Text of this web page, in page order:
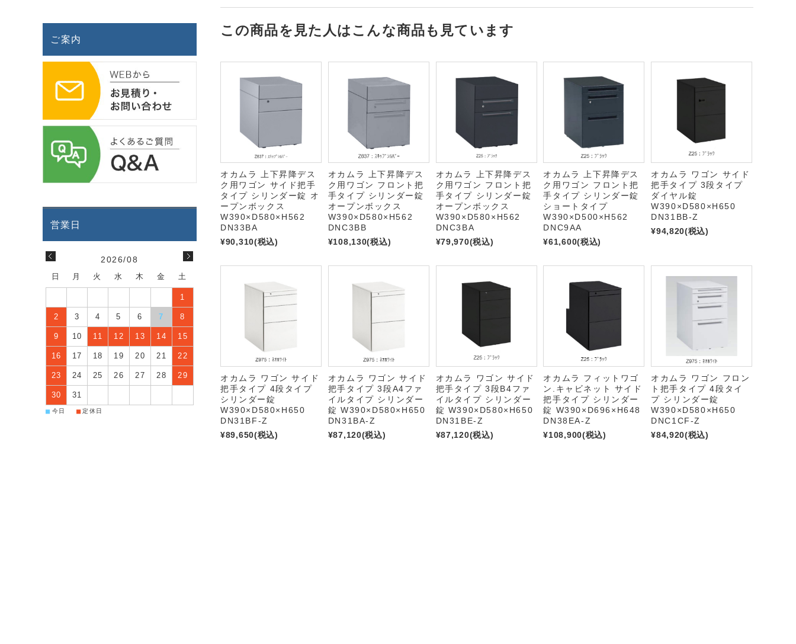
この商品を見た人はこんな商品も見ています
オカムラ 上下昇降デス
ク用ワゴン サイド把手
タイプ シリンダー錠 オ
ープンボックス
W390×D580×H562
DN33BA
¥90,310(税込)
オカムラ 上下昇降デス
ク用ワゴン フロント把
手タイプ シリンダー錠
オープンボックス
W390×D580×H562
DNC3BB
¥108,130(税込)
オカムラ 上下昇降デス
ク用ワゴン フロント把
手タイプ シリンダー錠
オープンボックス
W390×D580×H562
DNC3BA
¥79,970(税込)
オカムラ 上下昇降デス
ク用ワゴン フロント把
手タイプ シリンダー錠
ショートタイプ
W390×D500×H562
DNC9AA
¥61,600(税込)
オカムラ ワゴン サイド
把手タイプ 3段タイプ
ダイヤル錠
W390×D580×H650
DN31BB-Z
¥94,820(税込)
オカムラ ワゴン サイド
把手タイプ 4段タイプ
シリンダー錠
W390×D580×H650
DN31BF-Z
¥89,650(税込)
オカムラ ワゴン サイド
把手タイプ 3段A4ファ
イルタイプ シリンダー
錠 W390×D580×H650
DN31BA-Z
¥87,120(税込)
オカムラ ワゴン サイド
把手タイプ 3段B4ファ
イルタイプ シリンダー
錠 W390×D580×H650
DN31BE-Z
¥87,120(税込)
オカムラ フィットワゴ
ン.キャビネット サイド
把手タイプ シリンダー
錠 W390×D696×H648
DN38EA-Z
¥108,900(税込)
オカムラ ワゴン フロン
ト把手タイプ 4段タイ
プ シリンダー錠
W390×D580×H650
DNC1CF-Z
¥84,920(税込)
ご案内
2026/08
日 月 火 水 木 金 土
1
2 3 4 5 6 7 8
9 10 11 12 13 14 15
16 17 18 19 20 21 22
23 24 25 26 27 28 29
30 31
■ 今日 ■ 定休日